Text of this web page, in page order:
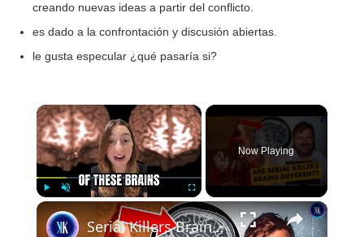
creando nuevas ideas a partir del conflicto.
es dado a la confrontación y discusión abiertas.
le gusta especular ¿qué pasaría si?
×
Fullscreen
Now Playing
×
Serial Killers Brains Reveal Extraordinary Discovery